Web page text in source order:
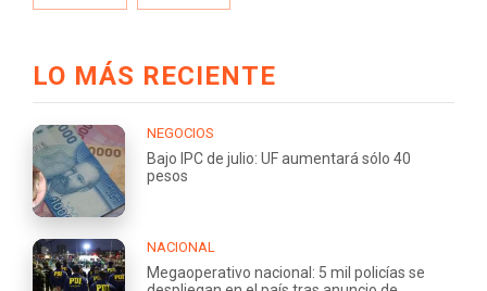
LO MÁS RECIENTE
NEGOCIOS
Bajo IPC de julio: UF aumentará sólo 40
pesos
NACIONAL
Megaoperativo nacional: 5 mil policías se